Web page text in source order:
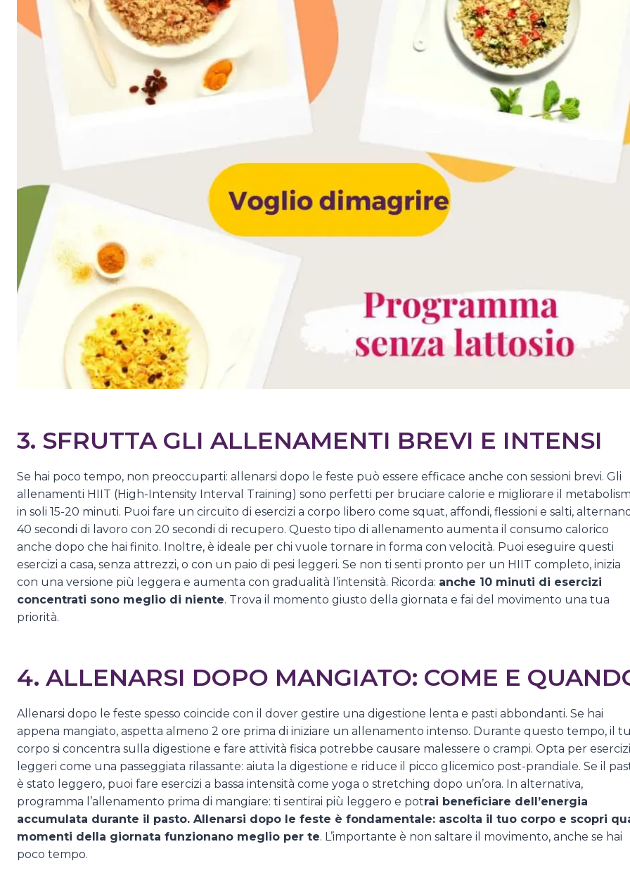
3. SFRUTTA GLI ALLENAMENTI BREVI E INTENSI
Se hai poco tempo, non preoccuparti: allenarsi dopo le feste può essere efficace anche con sessioni brevi. Gli
allenamenti HIIT (High-Intensity Interval Training) sono perfetti per bruciare calorie e migliorare il
in soli 15-20 minuti. Puoi fare un circuito di esercizi a corpo libero come squat, affondi, flessioni e salti,
40 secondi di lavoro con 20 secondi di recupero. Questo tipo di allenamento aumenta il consumo calorico
anche dopo che hai finito. Inoltre, è ideale per chi vuole tornare in forma con velocità. Puoi eseguire questi
esercizi a casa, senza attrezzi, o con un paio di pesi leggeri. Se non ti senti pronto per un HIIT completo, inizia
con una versione più leggera e aumenta con gradualità l’intensità. Ricorda: anche 10 minuti di esercizi
concentrati sono meglio di niente. Trova il momento giusto della giornata e fai del movimento una tua
priorità.
4. ALLENARSI DOPO MANGIATO: COME E
Allenarsi dopo le feste spesso coincide con il dover gestire una digestione lenta e pasti abbondanti. Se hai
appena mangiato, aspetta almeno 2 ore prima di iniziare un allenamento intenso. Durante questo tempo, il
corpo si concentra sulla digestione e fare attività fisica potrebbe causare malessere o crampi. Opta per esercizi
leggeri come una passeggiata rilassante: aiuta la digestione e riduce il picco glicemico post-prandiale. Se il
è stato leggero, puoi fare esercizi a bassa intensità come yoga o stretching dopo un’ora. In alternativa,
programma l’allenamento prima di mangiare: ti sentirai più leggero e potrai beneficiare dell’energia
accumulata durante il pasto. Allenarsi dopo le feste è fondamentale: ascolta il tuo corpo e scopri
momenti della giornata funzionano meglio per te. L’importante è non saltare il movimento, anche se hai
poco tempo.